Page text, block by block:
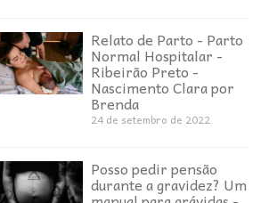
Relato de Parto - Parto
Normal Hospitalar -
Ribeirão Preto -
Nascimento Clara por
Brenda
24 de setembro de 2022
Posso pedir pensão
durante a gravidez? Um